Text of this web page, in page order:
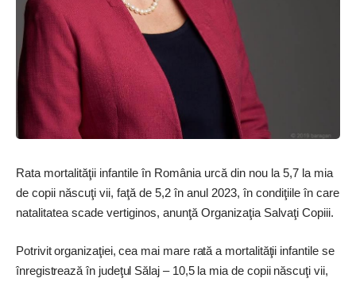
Rata mortalităţii infantile în România urcă din nou la 5,7 la mia
de copii născuţi vii, faţă de 5,2 în anul 2023, în condiţiile în care
natalitatea scade vertiginos, anunţă Organizaţia Salvaţi Copiii.
Potrivit organizaţiei, cea mai mare rată a mortalităţii infantile se
înregistrează în judeţul Sălaj – 10,5 la mia de copii născuţi vii,